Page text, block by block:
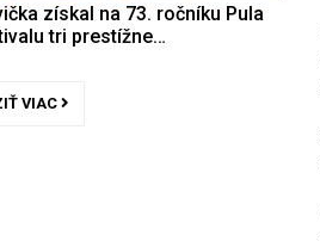
získal na 73. ročníku Pula
tri prestížne…
VIAC